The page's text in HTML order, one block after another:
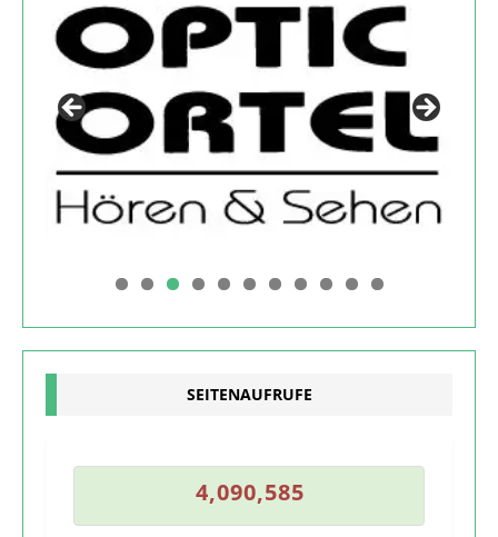
0 1
SEITENAUFRUFE
4
4
,
,
0
0
9
9
0
0
,
,
5
5
8
85
4